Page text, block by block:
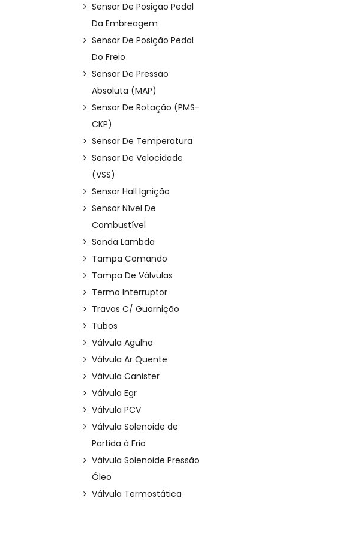
Sensor De Posição Pedal
Da Embreagem
Sensor De Posição Pedal
Do Freio
Sensor De Pressão
Absoluta (MAP)
Sensor De Rotação (PMS-
CKP)
Sensor De Temperatura
Sensor De Velocidade
(VSS)
Sensor Hall Ignição
Sensor Nível De
Combustível
Sonda Lambda
Tampa Comando
Tampa De Válvulas
Termo Interruptor
Travas C/ Guarnição
Tubos
Válvula Agulha
Válvula Ar Quente
Válvula Canister
Válvula Egr
Válvula PCV
Válvula Solenoide de
Partida à Frio
Válvula Solenoide Pressão
Óleo
Válvula Termostática